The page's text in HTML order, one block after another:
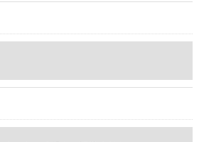
者に提供することはいたしません。
ります。
は個人情報保護契約等の措置をとり、